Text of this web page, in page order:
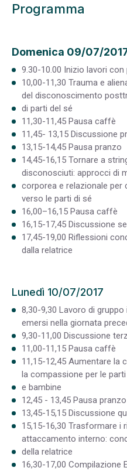
Programma
Domenica 09/07/
9.30-10.00 Inizio lavori
10,00-11,30 Trauma e
del disconoscimento
di parti del sé
11,30-11,45 Pausa caffè
11,45- 13,15 Discussione
13,15-14,45 Pausa pranzo
14,45-16,15 Tornare a
disconosciuti: approcci di
corporea e relazionale per
verso le parti di sé
16,00–16,15 Pausa caffè
16,15-17,45 Discussione
17,45-19,00 Riflessioni
dalla relatrice
Lunedì 10/07/2017
8,30-9,30 Lavoro di
emersi nella giornata
9,30-11,00 Discussione
11,00-11,15 Pausa caffè
11,15-12,45 Aumentare la
la compassione per le
e bambine
12,45 - 13,45 Pausa pranzo
13,45-15,15 Discussione
15,15-16,30 Trasformare i
attaccamento interno:
della relatrice
16,30-17,00 Compilazione